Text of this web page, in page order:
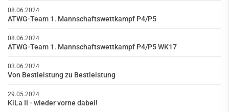
08.06.2024
ATWG-Team 1. Mannschaftswettkampf P4/P5
08.06.2024
ATWG-Team 1. Mannschaftswettkampf P4/P5 WK17
03.06.2024
Von Bestleistung zu Bestleistung
29.05.2024
KiLa II - wieder vorne dabei!